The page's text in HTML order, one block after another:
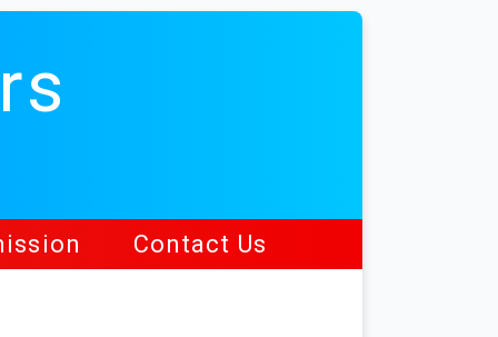
Contact Us